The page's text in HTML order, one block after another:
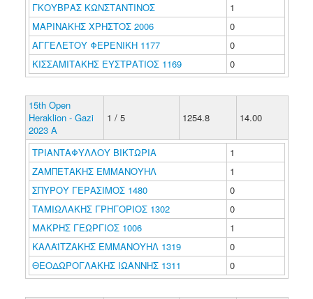
ΓΚΟΥΒΡΑΣ ΚΩΝΣΤΑΝΤΙΝΟΣ
1
ΜΑΡΙΝΑΚΗΣ ΧΡΗΣΤΟΣ 2006
0
ΑΓΓΕΛΕΤΟΥ ΦΕΡΕΝΙΚΗ 1177
0
ΚΙΣΣΑΜΙΤΑΚΗΣ ΕΥΣΤΡΑΤΙΟΣ 1169
0
15th Open
Heraklion - Gazi
2023 A
1 / 5 1254.8 14.00
ΤΡΙΑΝΤΑΦΥΛΛΟΥ ΒΙΚΤΩΡΙΑ
1
ΖΑΜΠΕΤΑΚΗΣ ΕΜΜΑΝΟΥΗΛ
1
ΣΠΥΡΟΥ ΓΕΡΑΣΙΜΟΣ 1480
0
ΤΑΜΙΩΛΑΚΗΣ ΓΡΗΓΟΡΙΟΣ 1302
0
ΜΑΚΡΗΣ ΓΕΩΡΓΙΟΣ 1006
1
ΚΑΛΑΪΤΖΑΚΗΣ ΕΜΜΑΝΟΥΗΛ 1319
0
ΘΕΟΔΩΡΟΓΛΑΚΗΣ ΙΩΑΝΝΗΣ 1311
0